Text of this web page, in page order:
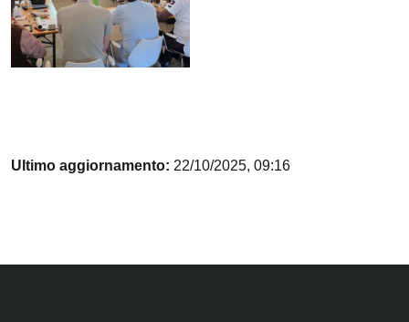
Ultimo aggiornamento: 22/10/2025, 09:16